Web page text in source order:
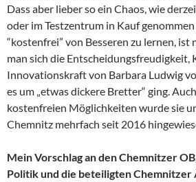
Dass aber lieber so ein Chaos, wie
oder im Testzentrum in Kauf
“kostenfrei” von Besseren zu lernen,
man sich die Entscheidungsfreudigkeit,
Innovationskraft von Barbara Ludwig
es um „etwas dickere Bretter“ ging.
kostenfreien Möglichkeiten wurde sie
Chemnitz mehrfach seit 2016
Mein Vorschlag an den Chemnitzer
Politik und die beteiligten Chemnitzer